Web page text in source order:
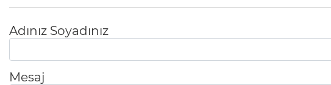
Adınız Soyadınız
Mesaj